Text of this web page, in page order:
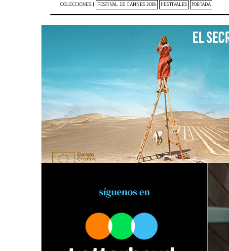
COLECCIONES | FESTIVAL DE CANNES 2018 FESTIVALES PORTADA